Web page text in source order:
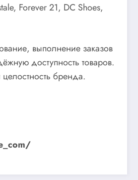
Forever 21, DC Shoes,
выполнение заказов
доступность товаров.
бренда.